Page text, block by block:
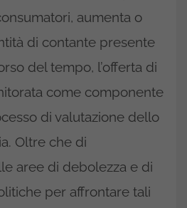
aumenta o
di contante presente
del tempo, l’offerta di
come componente
di valutazione dello
Oltre che di
aree di debolezza e di
per affrontare tali